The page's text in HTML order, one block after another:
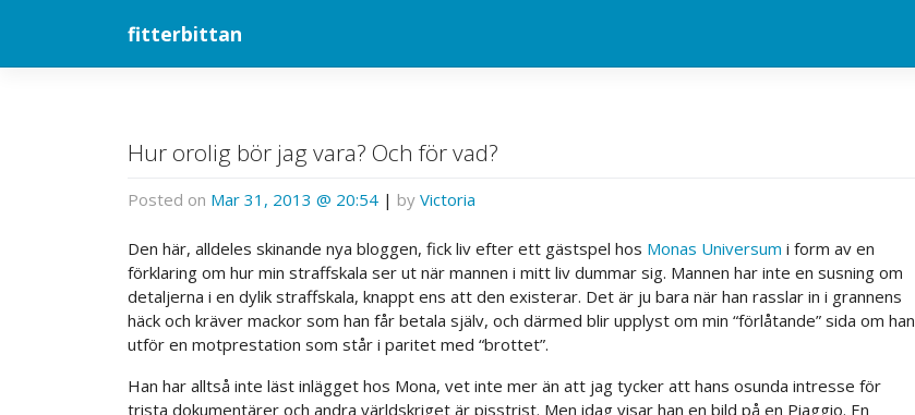
fitterbittan
Hur orolig bör jag vara? Och för vad?
Posted on Mar 31, 2013 @ 20:54 | by Victoria
Den här, alldeles skinande nya bloggen, fick liv efter ett gästspel hos Monas Universum i form av en
förklaring om hur min straffskala ser ut när mannen i mitt liv dummar sig. Mannen har inte en susning om
detaljerna i en dylik straffskala, knappt ens att den existerar. Det är ju bara när han rasslar in i grannens
häck och kräver mackor som han får betala själv, och därmed blir upplyst om min “förlåtande” sida om han
utför en motprestation som står i paritet med “brottet”.
Han har alltså inte läst inlägget hos Mona, vet inte mer än att jag tycker att hans osunda intresse för
trista dokumentärer och andra världskriget är pisstrist. Men idag visar han en bild på en Piaggio. En